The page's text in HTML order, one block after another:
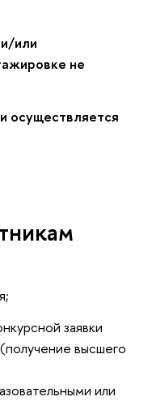
или
не
осуществляется
заявки
высшего
или